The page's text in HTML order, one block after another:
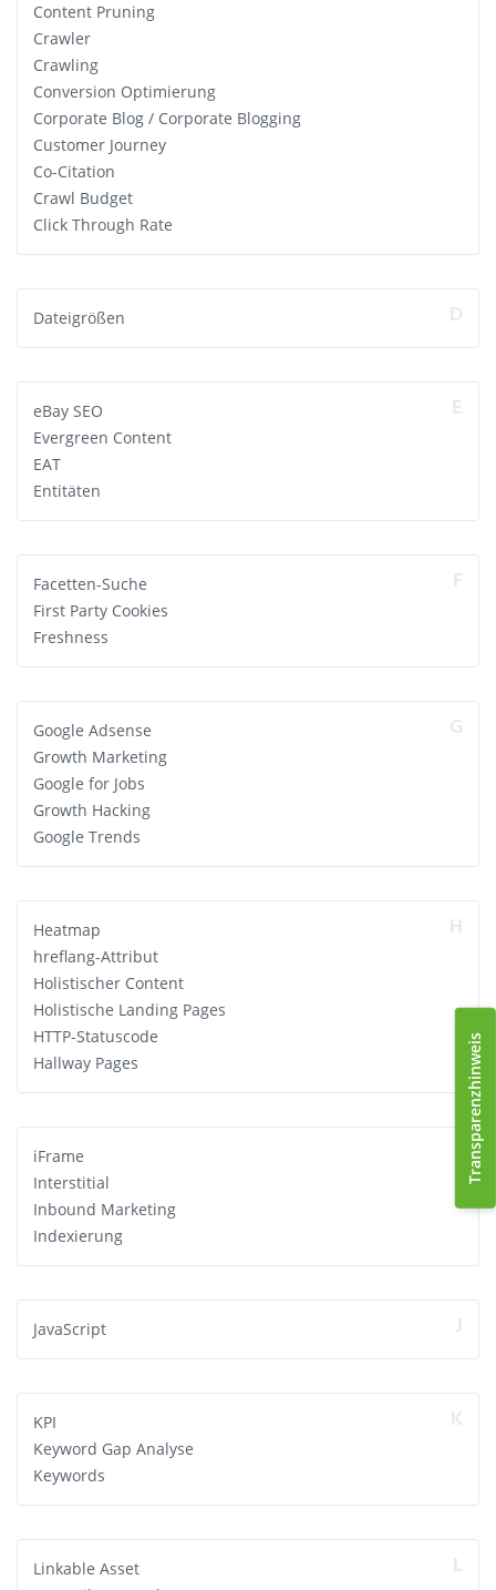
Content Pruning
Crawler
Crawling
Conversion Optimierung
Corporate Blog / Corporate Blogging
Customer Journey
Co-Citation
Crawl Budget
Click Through Rate
Dateigrößen
eBay SEO
Evergreen Content
EAT
Entitäten
Facetten-Suche
First Party Cookies
Freshness
Google Adsense
Growth Marketing
Google for Jobs
Growth Hacking
Google Trends
Heatmap
hreflang-Attribut
Holistischer Content
Holistische Landing Pages
HTTP-Statuscode
Hallway Pages
iFrame
Interstitial
Inbound Marketing
Indexierung
JavaScript
KPI
Keyword Gap Analyse
Keywords
Linkable Asset
Transparenzhinweis